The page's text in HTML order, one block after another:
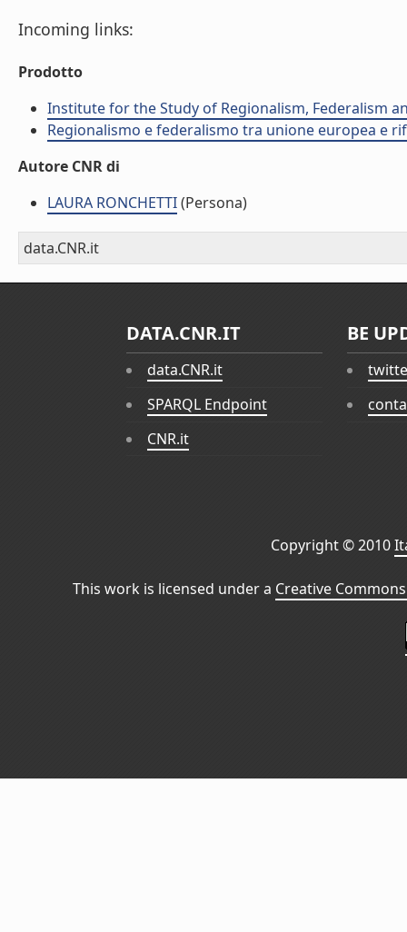
Incoming links:
Prodotto
Institute for the Study of Regionalism, Federalism
Regionalismo e federalismo tra unione europea e
Autore CNR di
LAURA RONCHETTI(Persona)
data.CNR.it
DATA.CNR.IT
data.CNR.it
SPARQL Endpoint
CNR.it
BE
Copyright © 2010
This work is licensed under a Creative